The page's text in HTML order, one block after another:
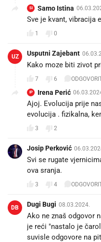
SI Samo Istina
Sve je kvant, vibracija
1 0
UZ Usputni Zajebant
Kako moze biti zivot
7 6
IP Irena Perić
Ajoj. Evolucija prije
evolucija . fizikalna,
3 2
Josip Perković
Svi se rugate
ova sranja.
3 4
DB Dugi Bugi 08.03.2024.
Ako ne znaš odgovor
je reći "nastalo je
suvisle odgovore na